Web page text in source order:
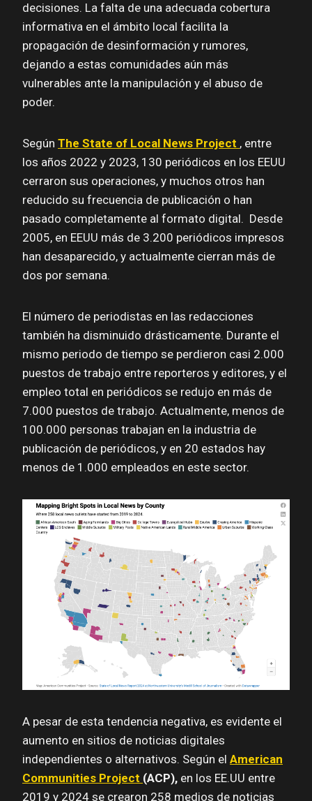
decisiones. La falta de una adecuada cobertura
informativa en el ámbito local facilita la
propagación de desinformación y rumores,
dejando a estas comunidades aún más
vulnerables ante la manipulación y el abuso de
poder.
Según The State of Local News Project , entre
los años 2022 y 2023, 130 periódicos en los EEUU
cerraron sus operaciones, y muchos otros han
reducido su frecuencia de publicación o han
pasado completamente al formato digital. Desde
2005, en EEUU más de 3.200 periódicos impresos
han desaparecido, y actualmente cierran más de
dos por semana.
El número de periodistas en las redacciones
también ha disminuido drásticamente. Durante el
mismo periodo de tiempo se perdieron casi 2.000
puestos de trabajo entre reporteros y editores, y el
empleo total en periódicos se redujo en más de
7.000 puestos de trabajo. Actualmente, menos de
100.000 personas trabajan en la industria de
publicación de periódicos, y en 20 estados hay
menos de 1.000 empleados en este sector.
A pesar de esta tendencia negativa, es evidente el
aumento en sitios de noticias digitales
independientes o alternativos. Según el American
Communities Project (ACP), en los EE.UU entre
2019 y 2024 se crearon 258 medios de noticias